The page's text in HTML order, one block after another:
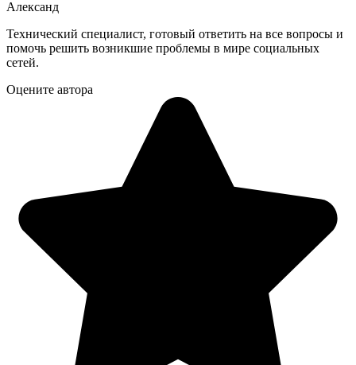
Александ
Технический специалист, готовый ответить на все вопросы и
помочь решить возникшие проблемы в мире социальных
сетей.
Оцените автора